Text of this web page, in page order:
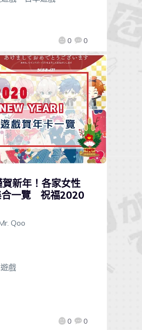
0 0
賀新年！各家女性
合一覽 祝福2020
Qoo
0 0
戲